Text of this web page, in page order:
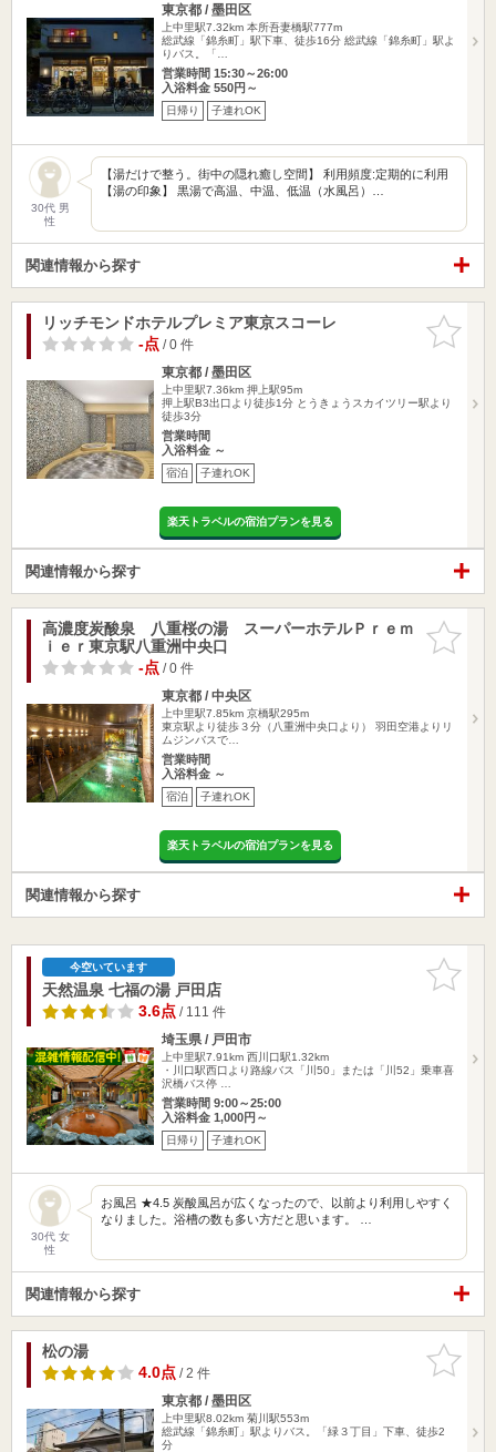
東京都 / 墨田区
上中里駅7.32km 本所吾妻橋駅777m
総武線「錦糸町」駅下車、徒歩16分 総武線「錦糸町」駅よ
りバス。「…
営業時間 15:30～26:00
入浴料金 550円～
日帰り 子連れOK
30代 男
性
【湯だけで整う。街中の隠れ癒し空間】 利用頻度:定期的に利用
【湯の印象】 黒湯で高温、中温、低温（水風呂）…
関連情報から探す
お気に入
りに追加
リッチモンドホテルプレミア東京スコーレ
-点/ 0 件
東京都 / 墨田区
上中里駅7.36km 押上駅95m
押上駅B3出口より徒歩1分 とうきょうスカイツリー駅より
徒歩3分
営業時間
入浴料金 ～
宿泊 子連れOK
楽天トラベルの宿泊プランを見る
関連情報から探す
お気に入
りに追加
高濃度炭酸泉 八重桜の湯 スーパーホテルＰｒｅｍ
ｉｅｒ東京駅八重洲中央口
-点/ 0 件
東京都 / 中央区
上中里駅7.85km 京橋駅295m
東京駅より徒歩３分（八重洲中央口より） 羽田空港よりリ
ムジンバスで…
営業時間
入浴料金 ～
宿泊 子連れOK
楽天トラベルの宿泊プランを見る
関連情報から探す
お気に入
りに追加
今空いています
天然温泉 七福の湯 戸田店
3.6点/ 111 件
埼玉県 / 戸田市
上中里駅7.91km 西川口駅1.32km
・川口駅西口より路線バス「川50」または「川52」乗車喜
沢橋バス停 …
営業時間 9:00～25:00
入浴料金 1,000円～
日帰り 子連れOK
30代 女
性
お風呂 ★4.5 炭酸風呂が広くなったので、以前より利用しやすく
なりました。浴槽の数も多い方だと思います。 …
関連情報から探す
お気に入
りに追加
松の湯
4.0点/ 2 件
東京都 / 墨田区
上中里駅8.02km 菊川駅553m
総武線「錦糸町」駅よりバス。「緑３丁目」下車、徒歩2
分